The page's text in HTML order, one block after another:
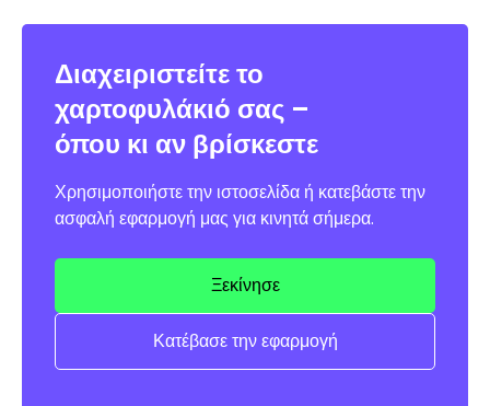
Διαχειριστείτε το
χαρτοφυλάκιό σας –
όπου κι αν βρίσκεστε
Χρησιμοποιήστε την ιστοσελίδα ή κατεβάστε την
ασφαλή εφαρμογή μας για κινητά σήμερα.
Ξεκίνησε
Κατέβασε την εφαρμογή